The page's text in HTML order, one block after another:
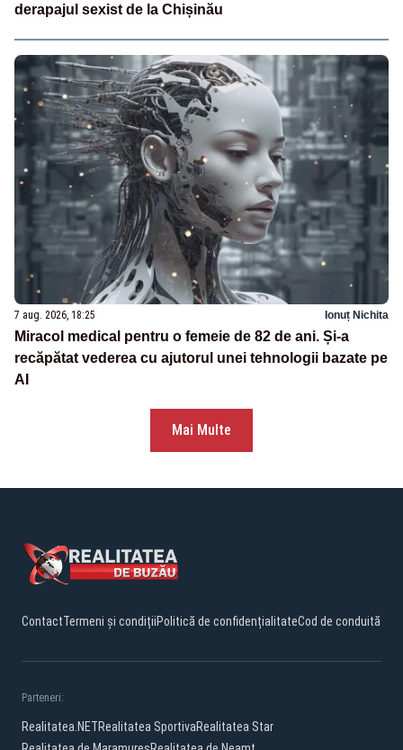
derapajul sexist de la Chișinău
7 aug. 2026, 18:25 Ionuț Nichita
Miracol medical pentru o femeie de 82 de ani. Și-a
recăpătat vederea cu ajutorul unei tehnologii bazate pe
AI
Mai Multe
ContactTermeni și condițiiPolitică de confidențialitateCod de conduită
Parteneri:
Realitatea.NETRealitatea SportivaRealitatea Star